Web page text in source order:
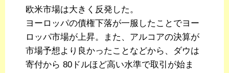
欧米市場は大きく反発した。
ヨーロッパの債権下落が一服したことでヨー
ロッパ市場が上昇。また、アルコアの決算が
市場予想より良かったことなどから、ダウは
寄付から 80ドルほど高い水準で取引が始ま